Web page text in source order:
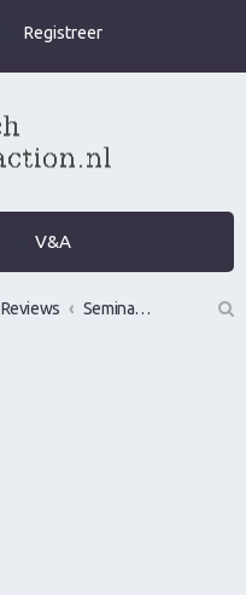
Registreer
V&A
Reviews
Seminars over vrouwen en/of pick up